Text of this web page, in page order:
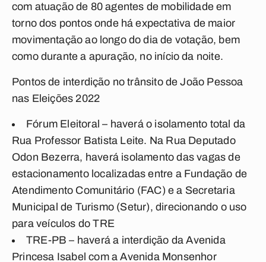
com atuação de 80 agentes de mobilidade em
torno dos pontos onde há expectativa de maior
movimentação ao longo do dia de votação, bem
como durante a apuração, no início da noite.
Pontos de interdição no trânsito de João Pessoa
nas Eleições 2022
Fórum Eleitoral – haverá o isolamento total da
Rua Professor Batista Leite. Na Rua Deputado
Odon Bezerra, haverá isolamento das vagas de
estacionamento localizadas entre a Fundação de
Atendimento Comunitário (FAC) e a Secretaria
Municipal de Turismo (Setur), direcionando o uso
para veículos do TRE
TRE-PB – haverá a interdição da Avenida
Princesa Isabel com a Avenida Monsenhor